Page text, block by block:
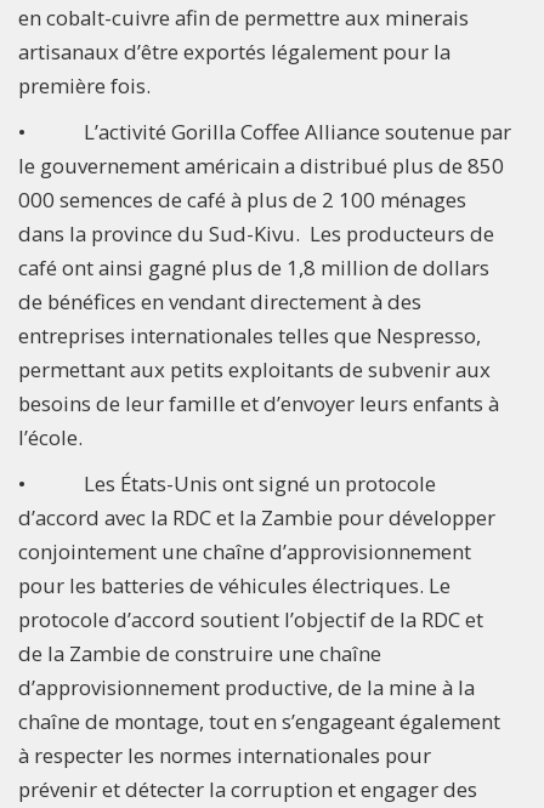
en cobalt-cuivre afin de permettre aux minerais
artisanaux d’être exportés légalement pour la
première fois.
• L’activité Gorilla Coffee Alliance soutenue par
le gouvernement américain a distribué plus de 850
000 semences de café à plus de 2 100 ménages
dans la province du Sud-Kivu. Les producteurs de
café ont ainsi gagné plus de 1,8 million de dollars
de bénéfices en vendant directement à des
entreprises internationales telles que Nespresso,
permettant aux petits exploitants de subvenir aux
besoins de leur famille et d’envoyer leurs enfants à
l’école.
• Les États-Unis ont signé un protocole
d’accord avec la RDC et la Zambie pour développer
conjointement une chaîne d’approvisionnement
pour les batteries de véhicules électriques. Le
protocole d’accord soutient l’objectif de la RDC et
de la Zambie de construire une chaîne
d’approvisionnement productive, de la mine à la
chaîne de montage, tout en s’engageant également
à respecter les normes internationales pour
prévenir et détecter la corruption et engager des